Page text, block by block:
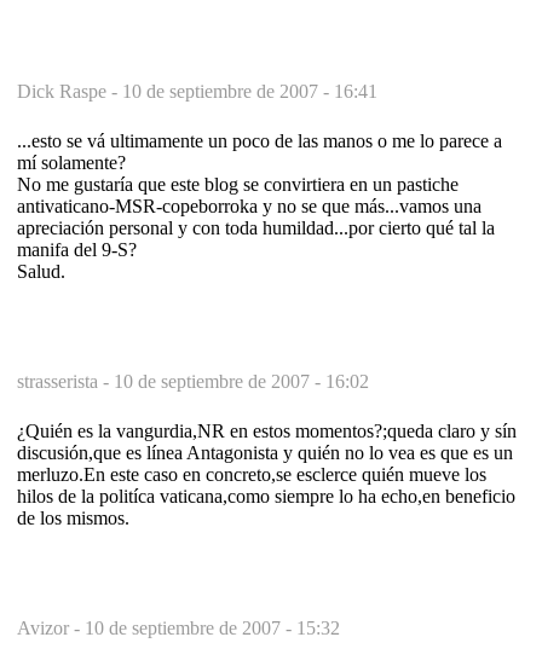
Dick Raspe - 10 de septiembre de 2007 - 16:41
...esto se vá ultimamente un poco de las manos o me lo parece a
mí solamente?
No me gustaría que este blog se convirtiera en un pastiche
antivaticano-MSR-copeborroka y no se que más...vamos una
apreciación personal y con toda humildad...por cierto qué tal la
manifa del 9-S?
Salud.
strasserista - 10 de septiembre de 2007 - 16:02
¿Quién es la vangurdia,NR en estos momentos?;queda claro y sín
discusión,que es línea Antagonista y quién no lo vea es que es un
merluzo.En este caso en concreto,se esclerce quién mueve los
hilos de la politíca vaticana,como siempre lo ha echo,en beneficio
de los mismos.
Avizor - 10 de septiembre de 2007 - 15:32